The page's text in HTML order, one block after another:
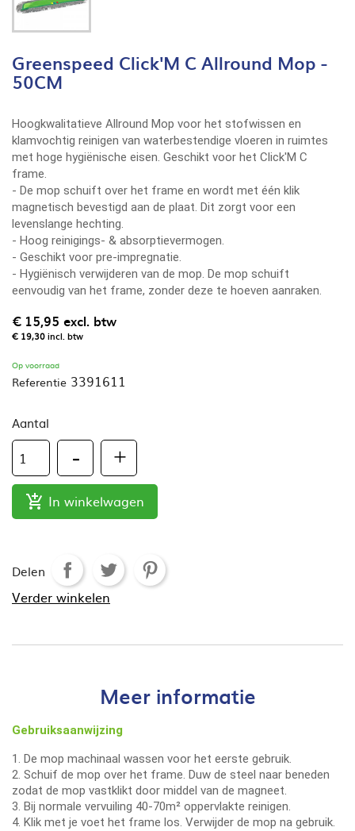
Greenspeed Click'M C Allround Mop -
50CM
Hoogkwalitatieve Allround Mop voor het stofwissen en
klamvochtig reinigen van waterbestendige vloeren in ruimtes
met hoge hygiënische eisen. Geschikt voor het Click'M C
frame.
- De mop schuift over het frame en wordt met één klik
magnetisch bevestigd aan de plaat. Dit zorgt voor een
levenslange hechting.
- Hoog reinigings- & absorptievermogen.
- Geschikt voor pre-impregnatie.
- Hygiënisch verwijderen van de mop. De mop schuift
eenvoudig van het frame, zonder deze te hoeven aanraken.
€ 15,95 excl. btw
€ 19,30incl. btw
Op voorraad
Referentie 3391611
Aantal
 In winkelwagen
Delen
Verder winkelen
Meer informatie
Gebruiksaanwijzing
1. De mop machinaal wassen voor het eerste gebruik.
2. Schuif de mop over het frame. Duw de steel naar beneden
zodat de mop vastklikt door middel van de magneet.
3. Bij normale vervuiling 40-70m² oppervlakte reinigen.
4. Klik met je voet het frame los. Verwijder de mop na gebruik.